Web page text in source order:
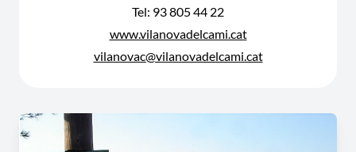
Tel: 93 805 44 22
www.vilanovadelcami.cat
vilanovac@vilanovadelcami.cat